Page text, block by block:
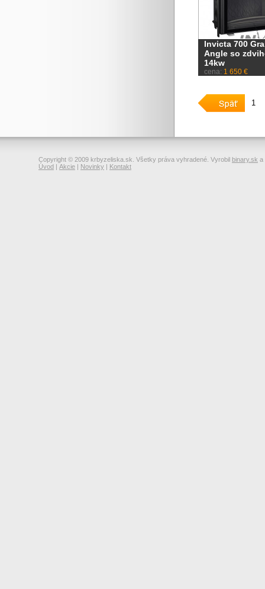
Invicta 700
Angle so
14kw
cena: 1 650 €
1
Copyright © 2009 krbyzeliska.sk. Všetky práva vyhradené. Vyrobil binary.sk a
Úvod | Akcie | Novinky | Kontakt